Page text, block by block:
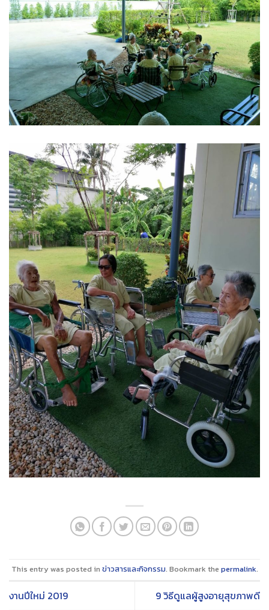
This entry was posted in ข่าวสารและกิจกรรม. Bookmark the permalink.
งานปีใหม่ 2019 9 วิธีดูแลผู้สูงอายุสุขภาพดี